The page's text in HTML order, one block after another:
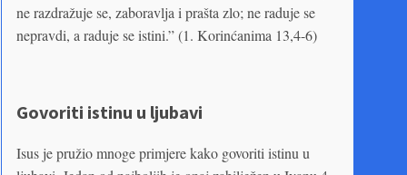
ne razdražuje se, zaboravlja i prašta zlo; ne raduje se
nepravdi, a raduje se istini.” (1. Korinćanima 13,4-6)
Govoriti istinu u ljubavi
Isus je pružio mnoge primjere kako govoriti istinu u